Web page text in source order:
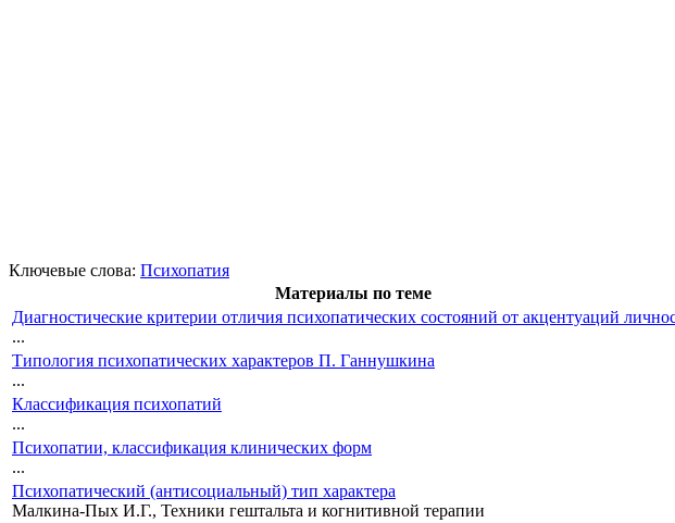
Ключевые слова: Психопатия
Материалы по теме
Диагностические критерии отличия психопатических состояний от акцентуаций
...
Типология психопатических характеров П. Ганнушкина
...
Классификация психопатий
...
Психопатии, классификация клинических форм
...
Психопатический (антисоциальный) тип характера
Малкина-Пых И.Г., Техники гештальта и когнитивной терапии